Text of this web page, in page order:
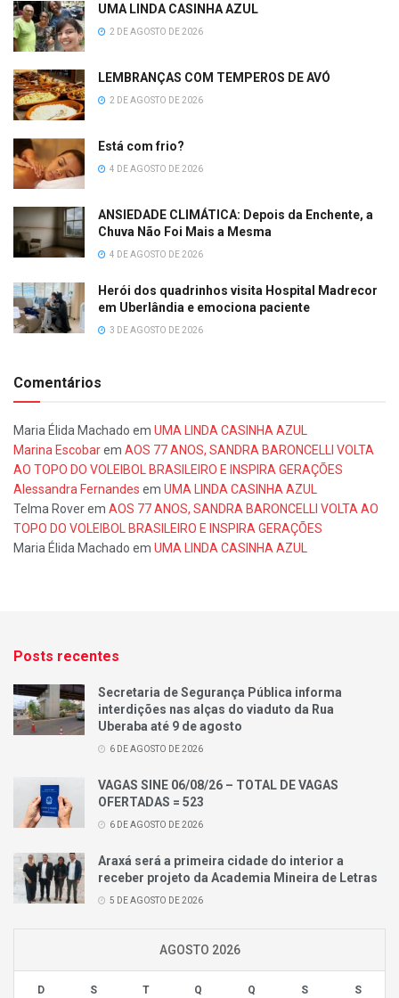
UMA LINDA CASINHA AZUL
2 DE AGOSTO DE 2026
LEMBRANÇAS COM TEMPEROS DE AVÓ
2 DE AGOSTO DE 2026
Está com frio?
4 DE AGOSTO DE 2026
ANSIEDADE CLIMÁTICA: Depois da Enchente, a
Chuva Não Foi Mais a Mesma
4 DE AGOSTO DE 2026
Herói dos quadrinhos visita Hospital Madrecor
em Uberlândia e emociona paciente
3 DE AGOSTO DE 2026
Comentários
Maria Élida Machado em UMA LINDA CASINHA AZUL
Marina Escobarem AOS 77 ANOS, SANDRA BARONCELLI VOLTA
AO TOPO DO VOLEIBOL BRASILEIRO E INSPIRA GERAÇÕES
Alessandra Fernandes em UMA LINDA CASINHA AZUL
Telma Roverem AOS 77 ANOS, SANDRA BARONCELLI VOLTA AO
TOPO DO VOLEIBOL BRASILEIRO E INSPIRA GERAÇÕES
Maria Élida Machado em UMA LINDA CASINHA AZUL
Posts recentes
Secretaria de Segurança Pública informa
interdições nas alças do viaduto da Rua
Uberaba até 9 de agosto
6 DE AGOSTO DE 2026
VAGAS SINE 06/08/26 – TOTAL DE VAGAS
OFERTADAS = 523
6 DE AGOSTO DE 2026
Araxá será a primeira cidade do interior a
receber projeto da Academia Mineira de Letras
5 DE AGOSTO DE 2026
AGOSTO 2026
D S T Q Q S S